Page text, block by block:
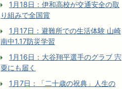
1月18日：伊和高校が交通安全の取
り組みで全国賞
1月17日：避難所での生活体験 山崎
南中1.17防災学習
1月16日：大谷翔平選手のグラブ 宍
粟にも届く
1月7日：「二十歳の祝典」人生の